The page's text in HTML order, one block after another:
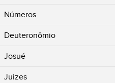
Números
Deuteronômio
Josué
Juizes